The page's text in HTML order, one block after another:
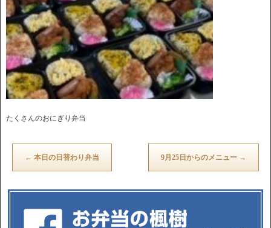
たくさんのおにぎり弁当
← 本日の日替わり弁当 9月25日からのメニュー →